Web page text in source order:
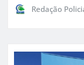
Redação